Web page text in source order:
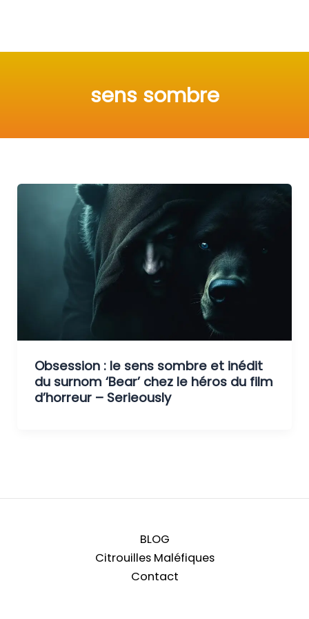
sens sombre
Obsession : le sens sombre et inédit
du surnom ‘Bear’ chez le héros du film
d’horreur – Serieously
BLOG
Citrouilles Maléfiques
Contact